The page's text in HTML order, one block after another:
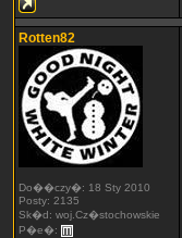
Rotten82
Do��czy�: 18 Sty 2010
Posty: 2135
Sk�d: woj.Cz�stochowskie
P�e�: